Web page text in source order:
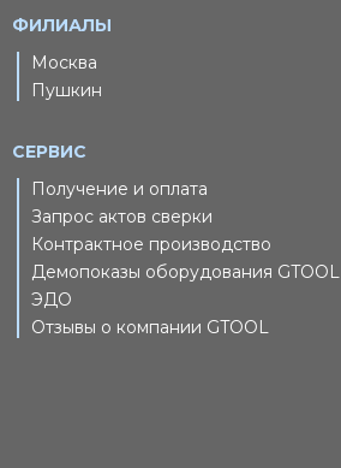
ФИЛИАЛЫ
Москва
Пушкин
СЕРВИС
Получение и оплата
Запрос актов сверки
Контрактное производство
Демопоказы оборудования GTOOL
ЭДО
Отзывы о компании GTOOL